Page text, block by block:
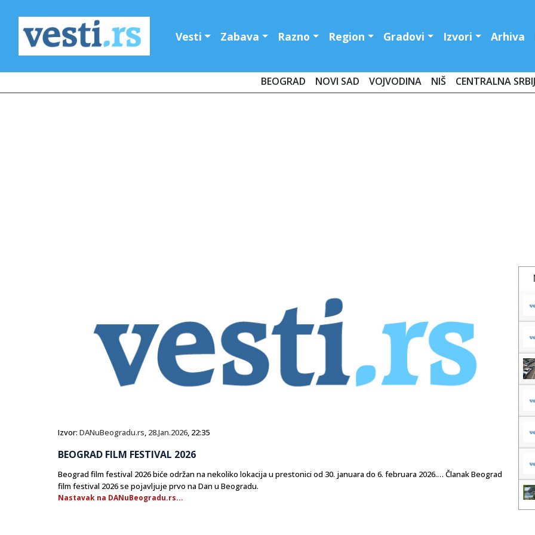
Vesti Zabava Razno Region Gradovi Izvori Arhiva
BEOGRAD NOVI SAD VOJVODINA NIŠ CENTRALNA
Izvor: DANuBeogradu.rs, 28.Jan.2026, 22:35
BEOGRAD FILM FESTIVAL 2026
Beograd film festival 2026 biće održan na nekoliko lokacija u prestonici od 30. januara do 6. februara 2026.… Članak Beograd
film festival 2026 se pojavljuje prvo na Dan u Beogradu.
Nastavak na DANuBeogradu.rs...